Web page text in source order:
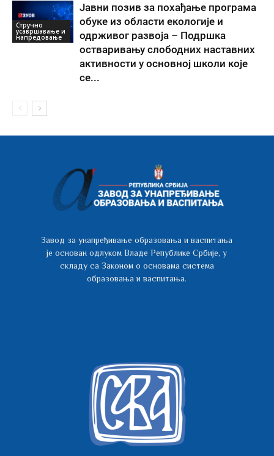
Стручно
усавршавање и
напредовање
Јавни позив за похађање програма
обуке из области екологије и
одрживог развоја – Подршка
остваривању слободних наставних
активности у основној школи које
се...
Завод за унапређивање образовања и васпитања
је основан одлуком Владе Републике Србије, у
складу са Законом о основама система
образовања и васпитања.